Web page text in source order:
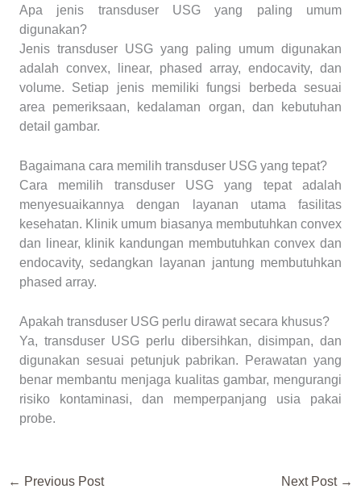
Apa jenis transduser USG yang paling umum
digunakan?
Jenis transduser USG yang paling umum digunakan
adalah convex, linear, phased array, endocavity, dan
volume. Setiap jenis memiliki fungsi berbeda sesuai
area pemeriksaan, kedalaman organ, dan kebutuhan
detail gambar.
Bagaimana cara memilih transduser USG yang tepat?
Cara memilih transduser USG yang tepat adalah
menyesuaikannya dengan layanan utama fasilitas
kesehatan. Klinik umum biasanya membutuhkan convex
dan linear, klinik kandungan membutuhkan convex dan
endocavity, sedangkan layanan jantung membutuhkan
phased array.
Apakah transduser USG perlu dirawat secara khusus?
Ya, transduser USG perlu dibersihkan, disimpan, dan
digunakan sesuai petunjuk pabrikan. Perawatan yang
benar membantu menjaga kualitas gambar, mengurangi
risiko kontaminasi, dan memperpanjang usia pakai
probe.
← Previous Post Next Post →